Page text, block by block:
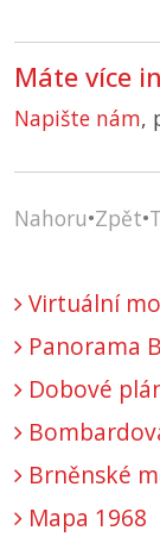
Máte více
Napište nám,
Nahoru•Zpět•
Virtuální
Panorama
Dobové
Brněnské
Mapa 1968